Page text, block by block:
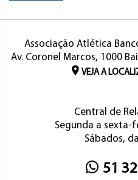
Associação Atlética
Av. Coronel Marcos, 1000
VEJA A
Central de
Segunda a sexta-
Sábados,
51